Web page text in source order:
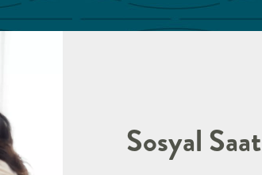
Sosyal Saat